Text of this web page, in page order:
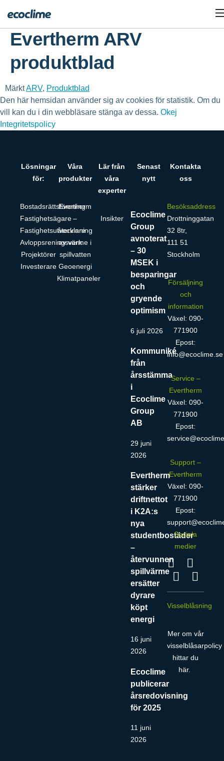
Evertherm ARV
produktblad
MärktARV, Produktblad
Den här hemsidan använder sig av cookies för statistik. Om du
vill kan du i din webbläsare stänga av dessa. Okej
Integritetspolicy
Lösningar
för:
Bostadsrättsförening
Fastighetsägare
Fastighetsutvecklare
Avloppsreningsverk
Projektörer
Investerare
Våra
produkter
Evertherm
–
återvinning
av värme i
spillvatten
Geoenergi
Klimatpaneler
Lär från
våra
experter
Insikter
Senast
nytt
Ecoclime
Group
avnoterat
– 30
MSEK i
besparingar
och
gryende
optimism
6 juli 2026
Kommuniké
från
årsstämma
i
Ecoclime
Group
AB
29 juni
2026
Evertherm
stärker
driftnettot
i K2A:s
nya
studentbostäder
–
återvunnen
spillvärme
ersätter
dyrare
köpt
energi
16 juni
2026
Ecoclime
publicerar
årsredovisning
för 2025
11 juni
2026
Kontakta
oss
Besöksaddress
Drottninggatan
32 8tr,
111 51
Stockholm
Försäljning
och
information
Växel: 090-
771900
Epost:
info@ecoclime.se
Service –
Evertherm
Växel: 090-
771900
Epost:
Support –
Evertherm
Växel: 090-
771900
Epost:
Sociala
medier
Visselblåsning
Mer om vår
visselblåsarpolicy
hittar du
här.